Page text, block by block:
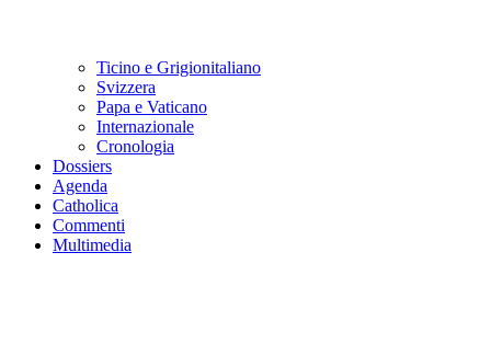
Ticino e Grigionitaliano
Svizzera
Papa e Vaticano
Internazionale
Cronologia
Dossiers
Agenda
Catholica
Commenti
Multimedia